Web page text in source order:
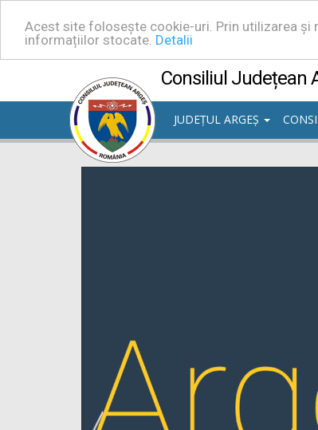
Acest site folosește cookie-uri. Prin utilizarea și
informațiilor stocate. Detalii
Consiliul Județean
JUDEȚUL ARGEȘ